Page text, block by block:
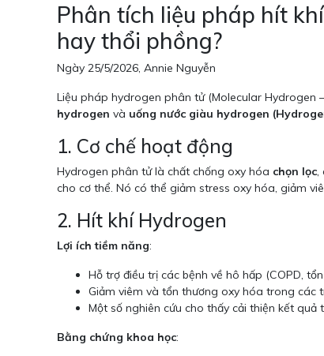
Phân tích liệu pháp hít
hay thổi phồng?
Ngày 25/5/2026, Annie Nguyễn
Liệu pháp hydrogen phân tử (Molecular Hydrogen
hydrogen và uống nước giàu hydrogen
1. Cơ chế hoạt động
Hydrogen phân tử là chất chống oxy hóa chọn lọc,
cho cơ thể. Nó có thể giảm stress oxy hóa, giảm
2. Hít khí Hydrogen
Lợi ích tiềm năng:
Hỗ trợ điều trị các bệnh về hô hấp (COPD,
Giảm viêm và tổn thương oxy hóa trong các
Một số nghiên cứu cho thấy cải thiện kết
Bằng chứng khoa học: